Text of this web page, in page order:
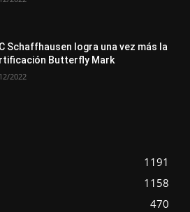
Schaffhausen logra una vez más la
Butterfly Mark
2022
1191
1158
470